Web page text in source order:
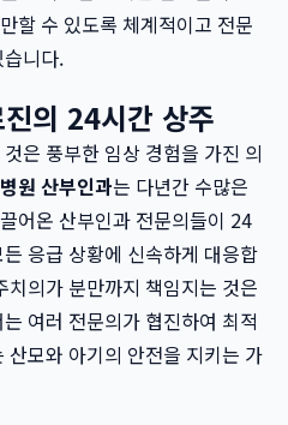
할 수 있도록 체계적이고 전문
니다.
의 24시간 상주
은 풍부한 임상 경험을 가진 의
원 산부인과는 다년간 수많은
어온 산부인과 전문의들이 24
응급 상황에 신속하게 대응합
의가 분만까지 책임지는 것은
여러 전문의가 협진하여 최적
모와 아기의 안전을 지키는 가